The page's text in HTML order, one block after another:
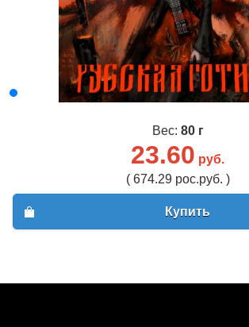
Вес: 80 г
23.60 руб.
( 674.29 рос.руб. )
Купить